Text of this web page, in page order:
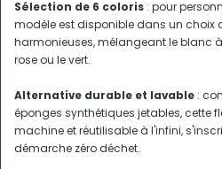
Sélection de 6 coloris : pour
modèle est disponible dans un choix
harmonieuses, mélangeant le blanc
rose ou le vert.
Alternative durable et lavable :
éponges synthétiques jetables, cette
machine et réutilisable à l'infini,
démarche zéro déchet.